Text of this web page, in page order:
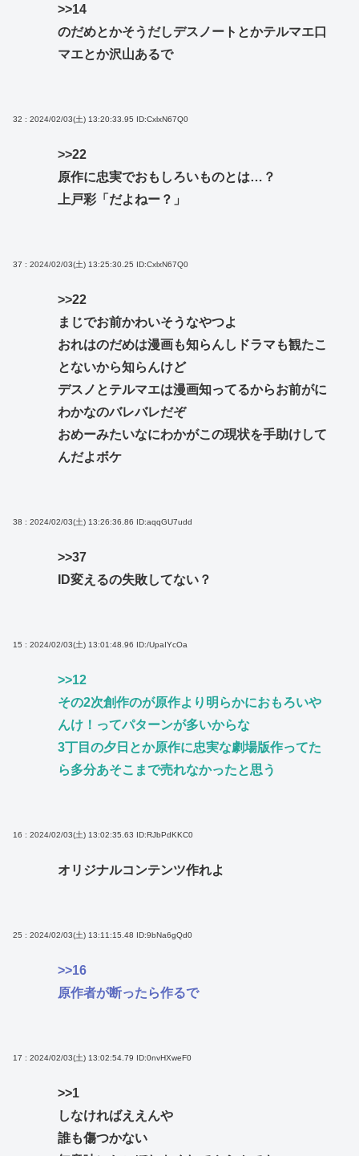
>>14
のだめとかそうだしデスノートとかテルマエ口
マエとか沢山あるで
32 : 2024/02/03(土) 13:20:33.95 ID:CxlxN67Q0
>>22
原作に忠実でおもしろいものとは…？
上戸彩「だよねー？」
37 : 2024/02/03(土) 13:25:30.25 ID:CxlxN67Q0
>>22
まじでお前かわいそうなやつよ
おれはのだめは漫画も知らんしドラマも観たこ
とないから知らんけど
デスノとテルマエは漫画知ってるからお前がに
わかなのバレバレだぞ
おめーみたいなにわかがこの現状を手助けして
んだよボケ
38 : 2024/02/03(土) 13:26:36.86 ID:aqqGU7udd
>>37
ID変えるの失敗してない？
15 : 2024/02/03(土) 13:01:48.96 ID:/UpaIYcOa
>>12
その2次創作のが原作より明らかにおもろいや
んけ！ってパターンが多いからな
3丁目の夕日とか原作に忠実な劇場版作ってた
ら多分あそこまで売れなかったと思う
16 : 2024/02/03(土) 13:02:35.63 ID:RJbPdKKC0
オリジナルコンテンツ作れよ
25 : 2024/02/03(土) 13:11:15.48 ID:9bNa6gQd0
>>16
原作者が断ったら作るで
17 : 2024/02/03(土) 13:02:54.79 ID:0nvHXweF0
>>1
しなければええんや
誰も傷つかない